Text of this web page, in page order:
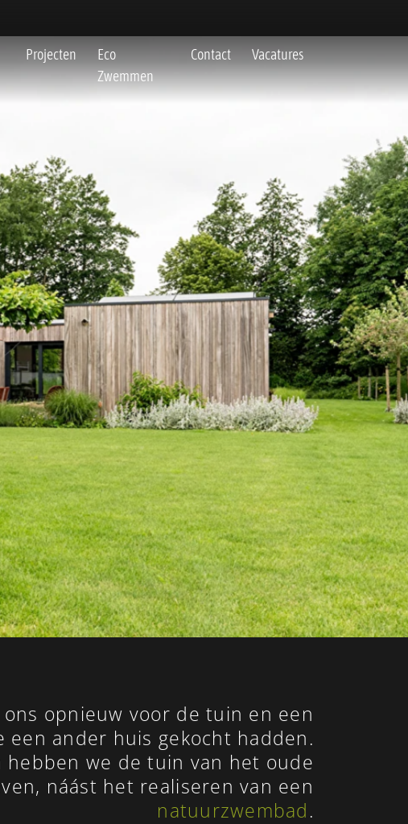
Projecten
Eco
Zwemmen
Contact Vacatures
opnieuw voor de tuin en een
een ander huis gekocht hadden.
hebben we de tuin van het oude
náást het realiseren van een
natuurzwembad.